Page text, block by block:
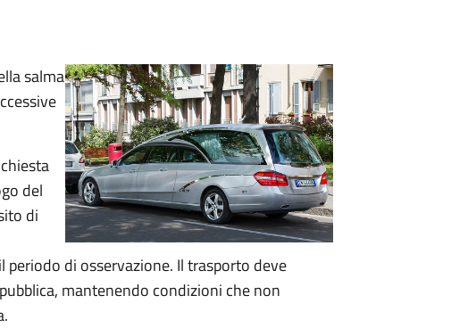
salma
del
di
periodo di osservazione. Il trasporto deve
mantenendo condizioni che non
.